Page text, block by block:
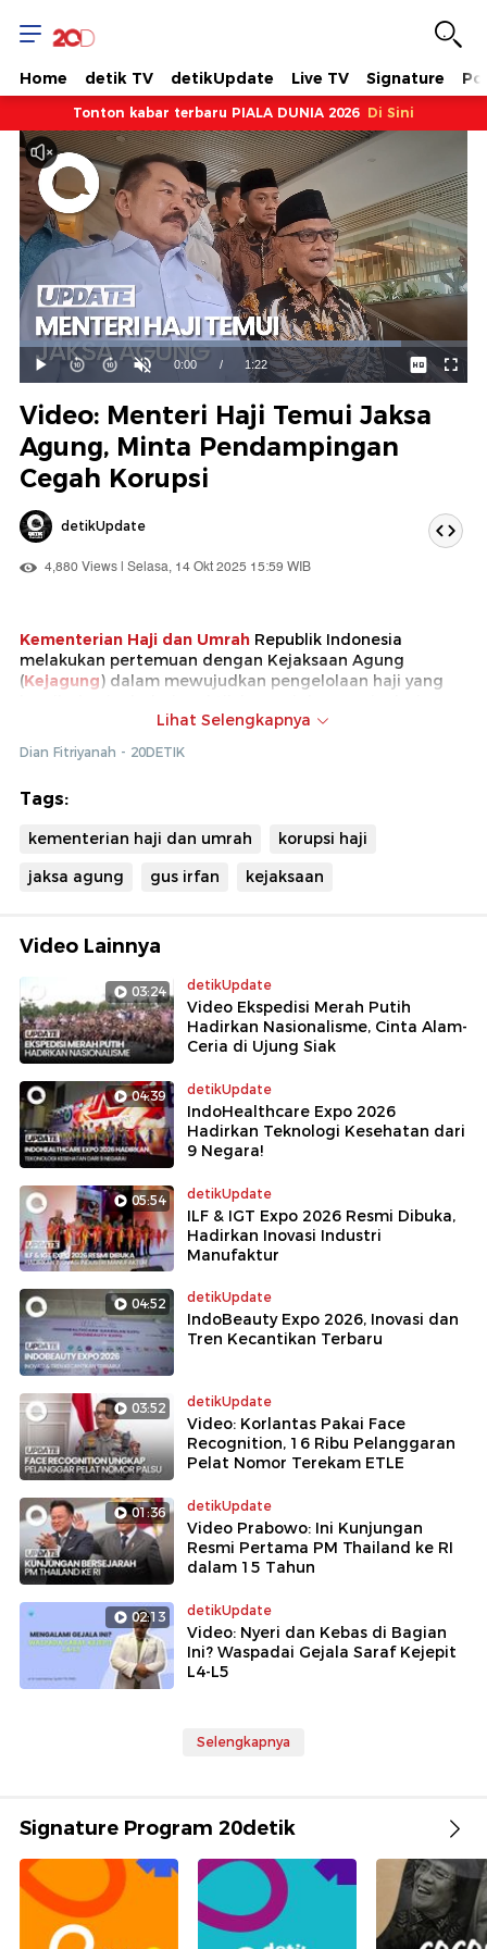
Home detik TV detikUpdate Live TV Signature
Tonton kabar terbaru PIALA DUNIA 2026 Di Sini
Mainkan
Suara
Hidup
Waktu
0:00 / Durasi
1:22
Dimuat:
85.28%
Video: Menteri Haji Temui Jaksa
Agung, Minta Pendampingan
Cegah Korupsi
detikUpdate
4,880 Views | Selasa, 14 Okt 2025 15:59 WIB
Kementerian Haji dan Umrah Republik Indonesia
melakukan pertemuan dengan Kejaksaan Agung
(Kejagung) dalam mewujudkan pengelolaan haji yang
memberikan pendampingan agar korupsi terkait haji di
Pemberantasan Korupsi (KPK), tidak kembali terulang.
Lihat Selengkapnya
Dian Fitriyanah - 20DETIK
Tags:
kementerian haji dan umrah
korupsi haji
jaksa agung
gus irfan kejaksaan
Video Lainnya
03:24 detikUpdate
Video Ekspedisi Merah Putih
Hadirkan Nasionalisme, Cinta Alam-
Ceria di Ujung Siak
04:39 detikUpdate
IndoHealthcare Expo 2026
Hadirkan Teknologi Kesehatan dari
9 Negara!
05:54 detikUpdate
ILF & IGT Expo 2026 Resmi Dibuka,
Hadirkan Inovasi Industri
Manufaktur
04:52 detikUpdate
IndoBeauty Expo 2026, Inovasi dan
Tren Kecantikan Terbaru
03:52 detikUpdate
Video: Korlantas Pakai Face
Recognition, 16 Ribu Pelanggaran
Pelat Nomor Terekam ETLE
01:36 detikUpdate
Video Prabowo: Ini Kunjungan
Resmi Pertama PM Thailand ke RI
dalam 15 Tahun
02:13 detikUpdate
Video: Nyeri dan Kebas di Bagian
Ini? Waspadai Gejala Saraf Kejepit
L4-L5
Selengkapnya
Signature Program 20detik